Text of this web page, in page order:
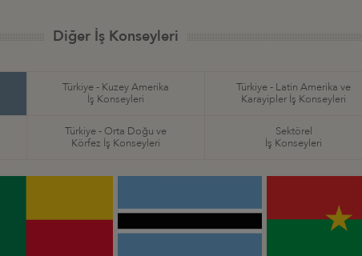
Diğer İş Konseyleri
Türkiye - Kuzey Amerika
İş Konseyleri
Türkiye - Latin Amerika ve
Karayipler İş Konseyleri
Türkiye - Orta Doğu ve
Körfez İş Konseyleri
Sektörel
İş Konseyleri